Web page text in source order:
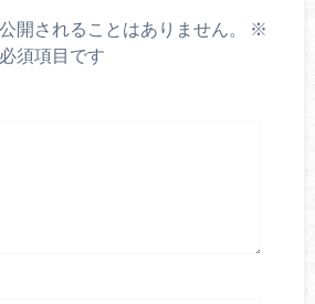
開されることはありません。
※
須項目です